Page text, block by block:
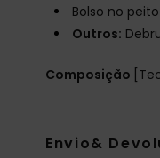
Bolso no
Outros:
Composição
Envio&